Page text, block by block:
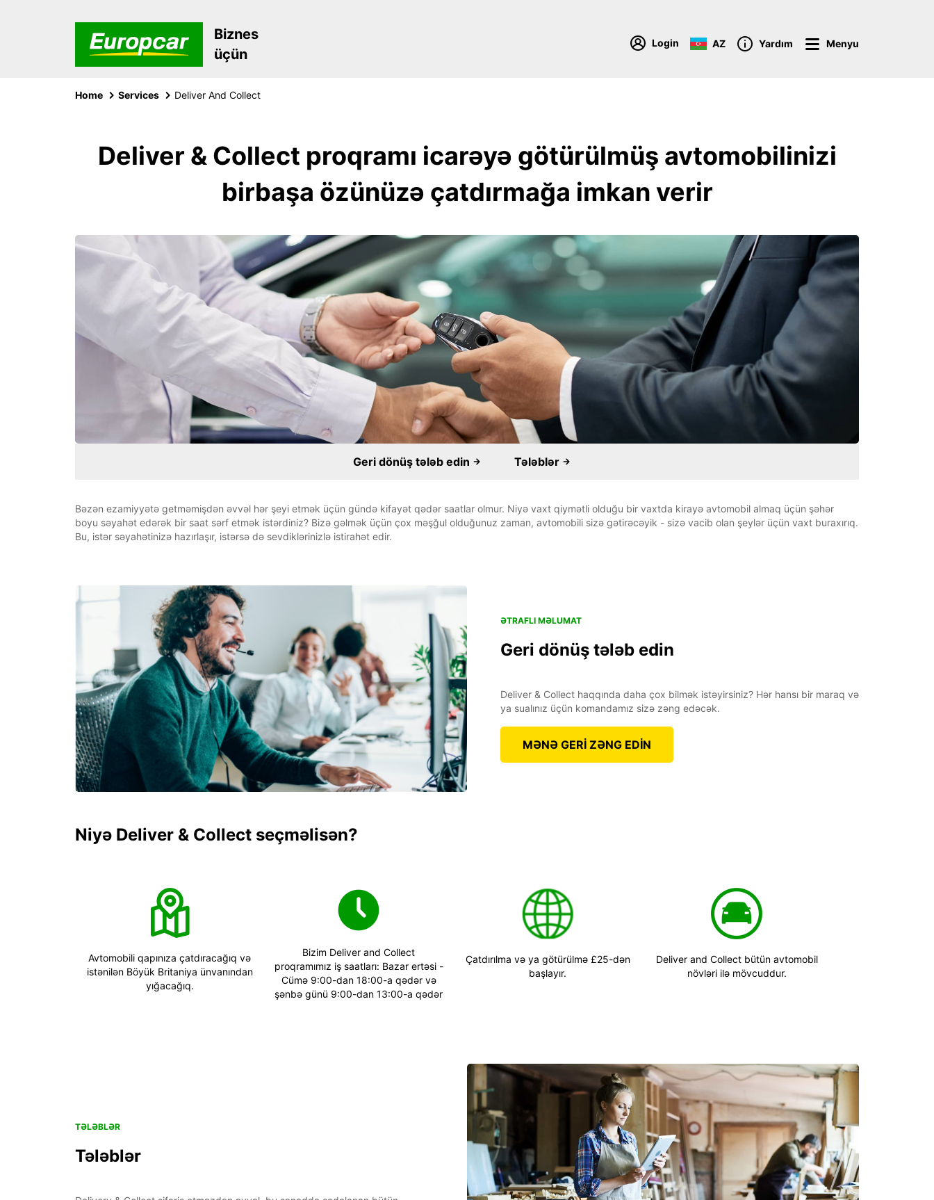
Biznes
üçün
Login AZ Yardım Menyu
Home Services Deliver And Collect
Deliver & Collect proqramı icarəyə götürülmüş avtomobilinizi
birbaşa özünüzə çatdırmağa imkan verir
Geri dönüş tələb edin Tələblər
Bəzən ezamiyyətə getməmişdən əvvəl hər şeyi etmək üçün gündə kifayət qədər saatlar olmur. Niyə vaxt qiymətli olduğu bir vaxtda kirayə avtomobil almaq üçün şəhər
boyu səyahət edərək bir saat sərf etmək istərdiniz? Bizə gəlmək üçün çox məşğul olduğunuz zaman, avtomobili sizə gətirəcəyik - sizə vacib olan şeylər üçün vaxt buraxırıq.
Bu, istər səyahətinizə hazırlaşır, istərsə də sevdiklərinizlə istirahət edir.
ƏTRAFLI MƏLUMAT
Geri dönüş tələb edin
Deliver & Collect haqqında daha çox bilmək istəyirsiniz? Hər hansı bir maraq və
ya sualınız üçün komandamız sizə zəng edəcək.
MƏNƏ GERİ ZƏNG EDİN
Niyə Deliver & Collect seçməlisən?
Avtomobili qapınıza çatdıracağıq və
istənilən Böyük Britaniya ünvanından
yığacağıq.
Bizim Deliver and Collect
proqramımız iş saatları: Bazar ertəsi -
Cümə 9:00-dan 18:00-a qədər və
şənbə günü 9:00-dan 13:00-a qədər
Çatdırılma və ya götürülmə £25-dən
başlayır.
Deliver and Collect bütün avtomobil
növləri ilə mövcuddur.
TƏLƏBLƏR
Tələblər